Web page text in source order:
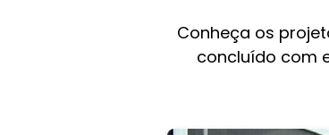
Conheça os
concluído com